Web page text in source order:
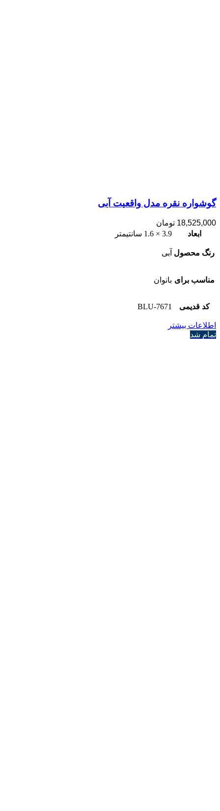
گوشواره نقره مدل واقعیت آبی
18,525,000 تومان
ابعاد
3.9 × 1.6 سانتیمتر
رنگ محصول آبی
مناسب برای بانوان
کد قدیمی 7671-BLU
اطلاعات بیشتر
تمام شد